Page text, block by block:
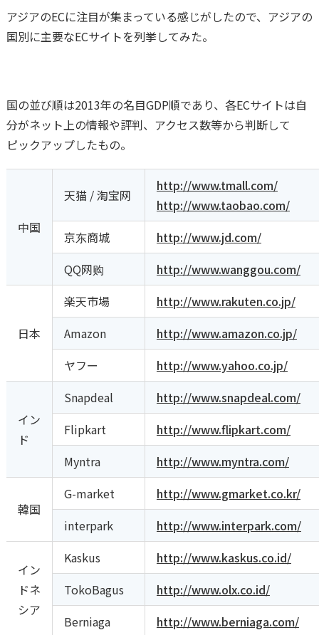
アジアのECに注目が集まっている感じがしたので、アジアの
国別に主要なECサイトを列挙してみた。
国の並び順は2013年の名目GDP順であり、各ECサイトは自
分がネット上の情報や評判、アクセス数等から判断して
ピックアップしたもの。
中国
天猫 / 淘宝网
http://www.tmall.com/
http://www.taobao.com/
京东商城
http://www.jd.com/
QQ网购
http://www.wanggou.com/
日本
楽天市場
http://www.rakuten.co.jp/
Amazon
http://www.amazon.co.jp/
ヤフー
http://www.yahoo.co.jp/
イン
ド
Snapdeal
http://www.snapdeal.com/
Flipkart
http://www.flipkart.com/
Myntra
http://www.myntra.com/
韓国
G-market
http://www.gmarket.co.kr/
interpark
http://www.interpark.com/
イン
ドネ
シア
Kaskus
http://www.kaskus.co.id/
TokoBagus
http://www.olx.co.id/
Berniaga
http://www.berniaga.com/